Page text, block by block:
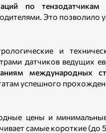
по
Это позволило
и
датчиков ведущих
международных
успешного
цены и
самые короткие (до